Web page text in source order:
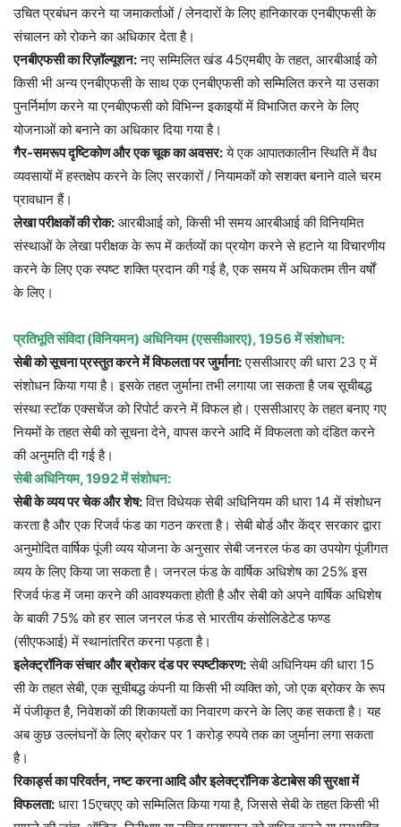
उचित प्रबंधन करने या जमाकर्ताओं / लेनदारों के लिए हानिकारक एनबीएफसी के
संचालन को रोकने का अधिकार देता है।
एनबीएफसी का रिज़ॉल्यूशन:नए सम्मिलित खंड 45एमबीए के तहत, आरबीआई को
किसी भी अन्य एनबीएफसी के साथ एक एनबीएफसी को सम्‍मिलित करने या उसका
पुनर्निर्माण करने या एनबीएफसी को विभिन्‍न इकाइयों में विभाजित करने के लिए
योजनाओं को बनाने का अधिकार दिया गया है।
गैर-समरूप दृष्टिकोण और एक चूक का अवसर:ये एक आपातकालीन स्थिति में वैध
व्यवसायों में हस्तक्षेप करने के लिए सरकारों / नियामकों को सशक्त बनाने वाले चरम
प्रावधान हैं।
लेखा परीक्षकों की रोक: आरबीआई को, किसी भी समय आरबीआई की विनियमित
संस्थाओं के लेखा परीक्षक के रूप में कर्तव्यों का प्रयोग करने से हटाने या विचारणीय
करने के लिए एक स्पष्ट शक्ति प्रदान की गई है, एक समय में अधिकतम तीन वर्षों
के लिए।
प्रतिभूति संविदा (विनियमन) अधिनियम (एससीआरए), 1956 में संशोधन:
सेबी को सूचना प्रस्तुत करने में विफलता पर जुर्माना:एससीआरए की धारा 23 ए में
संशोधन किया गया है। इसके तहत जुर्माना तभी लगाया जा सकता है जब सूचीबद्ध
संस्था स्टॉक एक्सचेंज को रिपोर्ट करने में विफल हो। एससीआरए के तहत बनाए गए
नियमों के तहत सेबी को सूचना देने, वापस करने आदि में विफलता को दंडित करने
की अनुमति दी गई है।
सेबी अधिनियम, 1992 में संशोधन:
सेबी के व्यय पर चेक और शेष:वित्त विधेयक सेबी अधिनियम की धारा 14 में संशोधन
करता है और एक रिजर्व फंड का गठन करता है। सेबी बोर्ड और केंद्र सरकार द्वारा
अनुमोदित वार्षिक पूंजी व्यय योजना के अनुसार सेबी जनरल फंड का उपयोग पूंजीगत
व्यय के लिए किया जा सकता है। जनरल फंड के वार्षिक अधिशेष का 25% इस
रिजर्व फंड में जमा करने की आवश्यकता होती है और सेबी को अपने वार्षिक अधिशेष
के बाकी 75% को हर साल जनरल फंड से भारतीय कंसोलिडेटेड फण्ड
(सीएफआई) में स्थानांतरित करना पड़ता है।
इलेक्ट्रॉनिक संचार और ब्रोकर दंड पर स्पष्टीकरण:सेबी अधिनियम की धारा 15
सी के तहत सेबी, एक सूचीबद्ध कंपनी या किसी भी व्यक्ति को, जो एक ब्रोकर के रूप
में पंजीकृत है, निवेशकों की शिकायतों का निवारण करने के लिए कह सकता है। यह
अब कुछ उल्लंघनों के लिए ब्रोकर पर 1 करोड़ रुपये तक का जुर्माना लगा सकता
है।
रिकार्ड्स का परिवर्तन, नष्ट करना आदि और इलेक्ट्रॉनिक डेटाबेस की सुरक्षा में
विफलता: धारा 15एचएए को सम्मिलित किया गया है, जिससे सेबी के तहत किसी भी